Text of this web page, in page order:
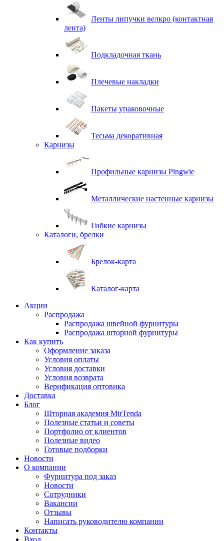
Ленты липучки велкро (контактная
лента)
Подкладочная ткань
Плечевые накладки
Пакеты упаковочные
Тесьма декоративная
Карнизы
Профильные карнизы Pingwie
Металлические настенные карнизы
Гибкие карнизы
Каталоги, брелки
Брелок-карта
Каталог-карта
Акции
Распродажа
Распродажа швейной фурнитуры
Распродажа шторной фурнитуры
Как купить
Оформление заказа
Условия оплаты
Условия доставки
Условия возврата
Верификация оптовика
Доставка
Блог
Шторная академия MirTenda
Полезные статьи и советы
Портфолио от клиентов
Полезные видео
Готовые подборки
Новости
О компании
Фурнитура под заказ
Новости
Сотрудники
Вакансии
Отзывы
Написать руководителю компании
Контакты
Вход